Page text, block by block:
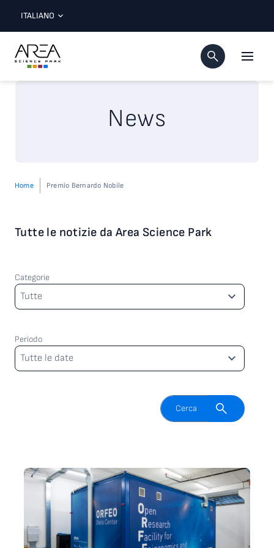
ITALIANO
News
Home Premio Bernardo Nobile
Tutte le notizie da Area Science Park
Categorie
Categorie
Tutte
Periodo
Periodo
Tutte le date
Attiva il campo di ricerca